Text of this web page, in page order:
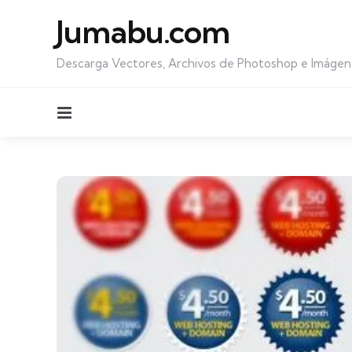
Jumabu.com
Descarga Vectores, Archivos de Photoshop e